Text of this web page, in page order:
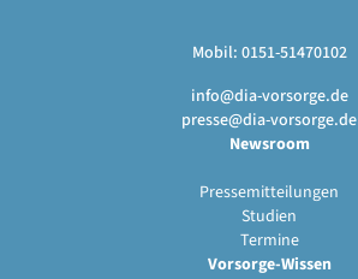
Mobil: 0151-51470102
info@dia-vorsorge.de
presse@dia-vorsorge.de
Newsroom
Pressemitteilungen
Studien
Termine
Vorsorge-Wissen